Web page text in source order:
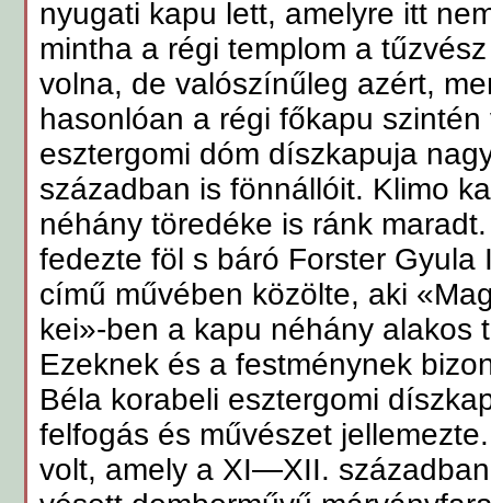
nyugati kapu lett, amelyre itt
mintha a régi templom a
volna, de valószínűleg azért,
hasonlóan a régi főkapu
esztergomi dóm díszkapuja
században is fönnállóit. Klimo
néhány töredéke is ránk
fedezte föl s báró Forster Gyula
című művében közölte, aki
kei»-ben a kapu néhány alakos
Ezeknek és a festménynek
Béla korabeli esztergomi
felfogás és művészet
volt, amely a XI—XII.